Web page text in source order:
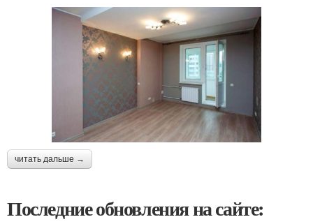
читать дальше →
Последние обновления на сайте: